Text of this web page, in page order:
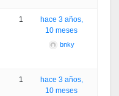
1
hace 3 años,
10 meses
bnky
1
hace 3 años,
10 meses